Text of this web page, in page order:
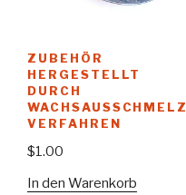
ZUBEHÖR
HERGESTELLT
DURCH
WACHSAUSSCHMELZ
VERFAHREN
$1.00
In den Warenkorb